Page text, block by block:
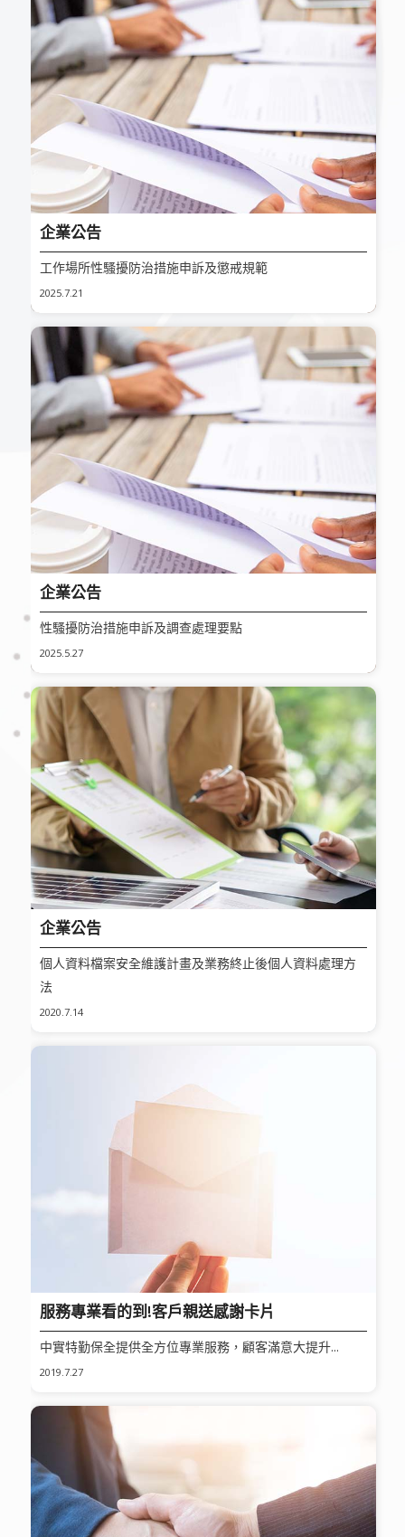
企業公告
工作場所性騷擾防治措施申訴及懲戒規範
2025.7.21
企業公告
性騷擾防治措施申訴及調查處理要點
2025.5.27
企業公告
個人資料檔案安全維護計畫及業務終止後個人資料處理方
法
2020.7.14
服務專業看的到!客戶親送感謝卡片
中實特勤保全提供全方位專業服務，顧客滿意大提升...
2019.7.27